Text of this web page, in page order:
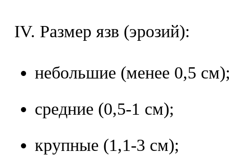
IV. Размер язв (эрозий):
небольшие (менее 0,5
средние (0,5-1 см);
крупные (1,1-3 см);